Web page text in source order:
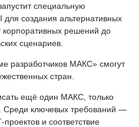
специальную
для создания альтернативных
решений до
сценариев.
разработчиков МАКС» смогут
стран.
ещё один МАКС, только
Среди ключевых требований —
и соответствие